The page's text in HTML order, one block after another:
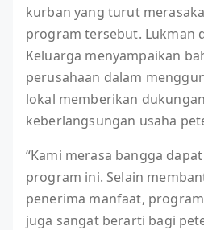
kurban yang turut
program tersebut. Lukman
Keluarga menyampaikan
perusahaan dalam
lokal memberikan
keberlangsungan usaha
“Kami merasa bangga
program ini. Selain
penerima manfaat,
juga sangat berarti bagi